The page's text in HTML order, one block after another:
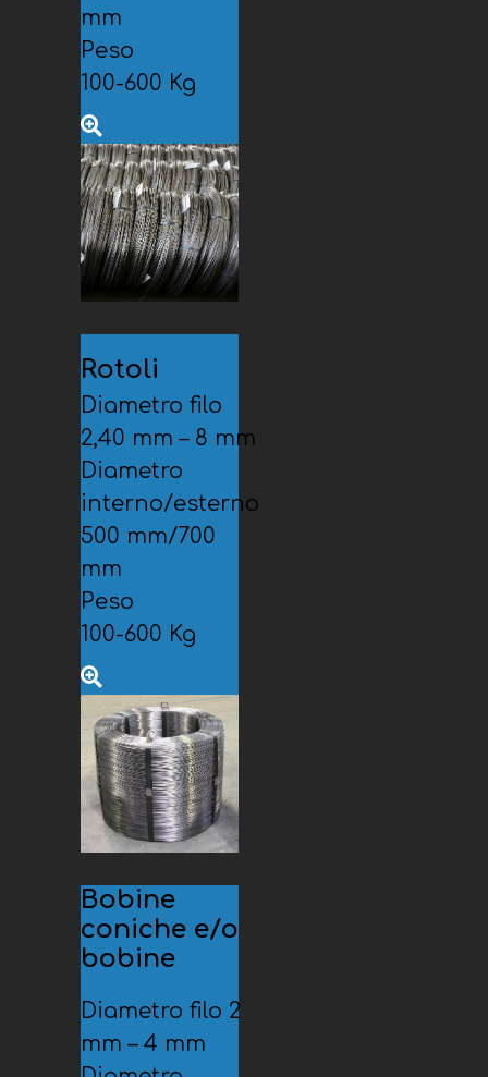
mm
Peso
100-600 Kg
Rotoli
Diametro filo
2,40 mm – 8 mm
Diametro
interno/esterno
500 mm/700
mm
Peso
100-600 Kg
Bobine
coniche e/o
bobine
Diametro filo 2
mm – 4 mm